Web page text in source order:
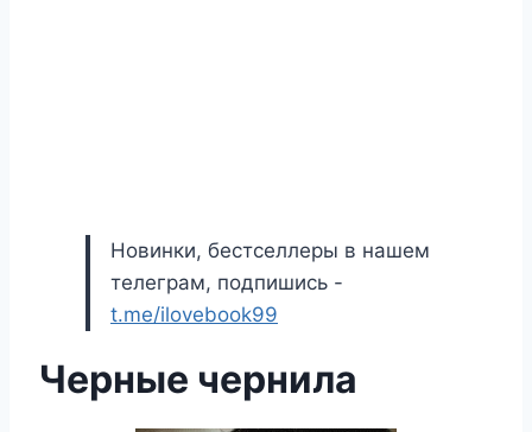
Новинки, бестселлеры в нашем
телеграм, подпишись -
t.me/ilovebook99
Черные чернила